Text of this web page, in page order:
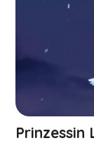
Prinzessin